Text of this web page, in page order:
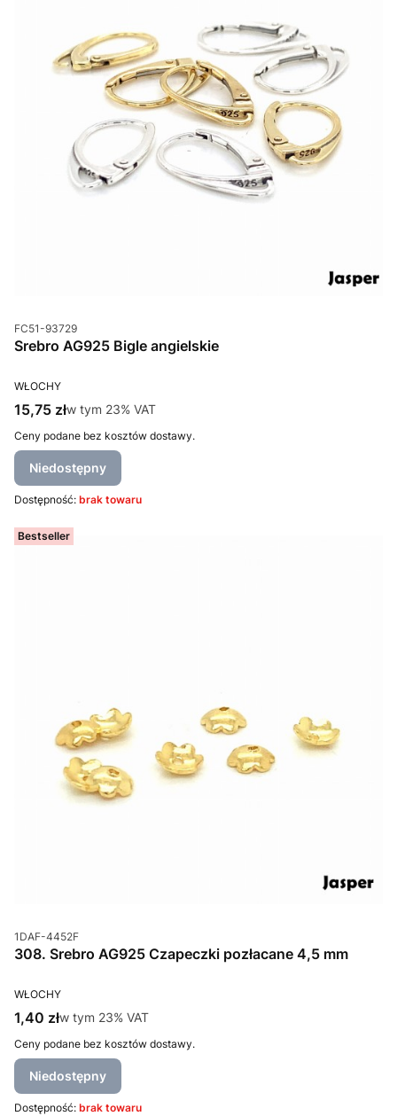
Kod produktu
FC51-93729
Srebro AG925 Bigle angielskie
PRODUCENT
WŁOCHY
Cena brutto
15,75 złw tym %s VAT
w tym 23% VAT
Ceny podane bez kosztów dostawy.
Niedostępny
Dostępność: brak towaru
Bestseller
Kod produktu
1DAF-4452F
308. Srebro AG925 Czapeczki pozłacane 4,5 mm
PRODUCENT
WŁOCHY
Cena brutto
1,40 złw tym %s VAT
w tym 23% VAT
Ceny podane bez kosztów dostawy.
Niedostępny
Dostępność: brak towaru